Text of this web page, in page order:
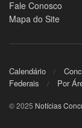
Fale Conosco
Mapa do Site
Calendário
Federais
Por
© 2025 Notícias